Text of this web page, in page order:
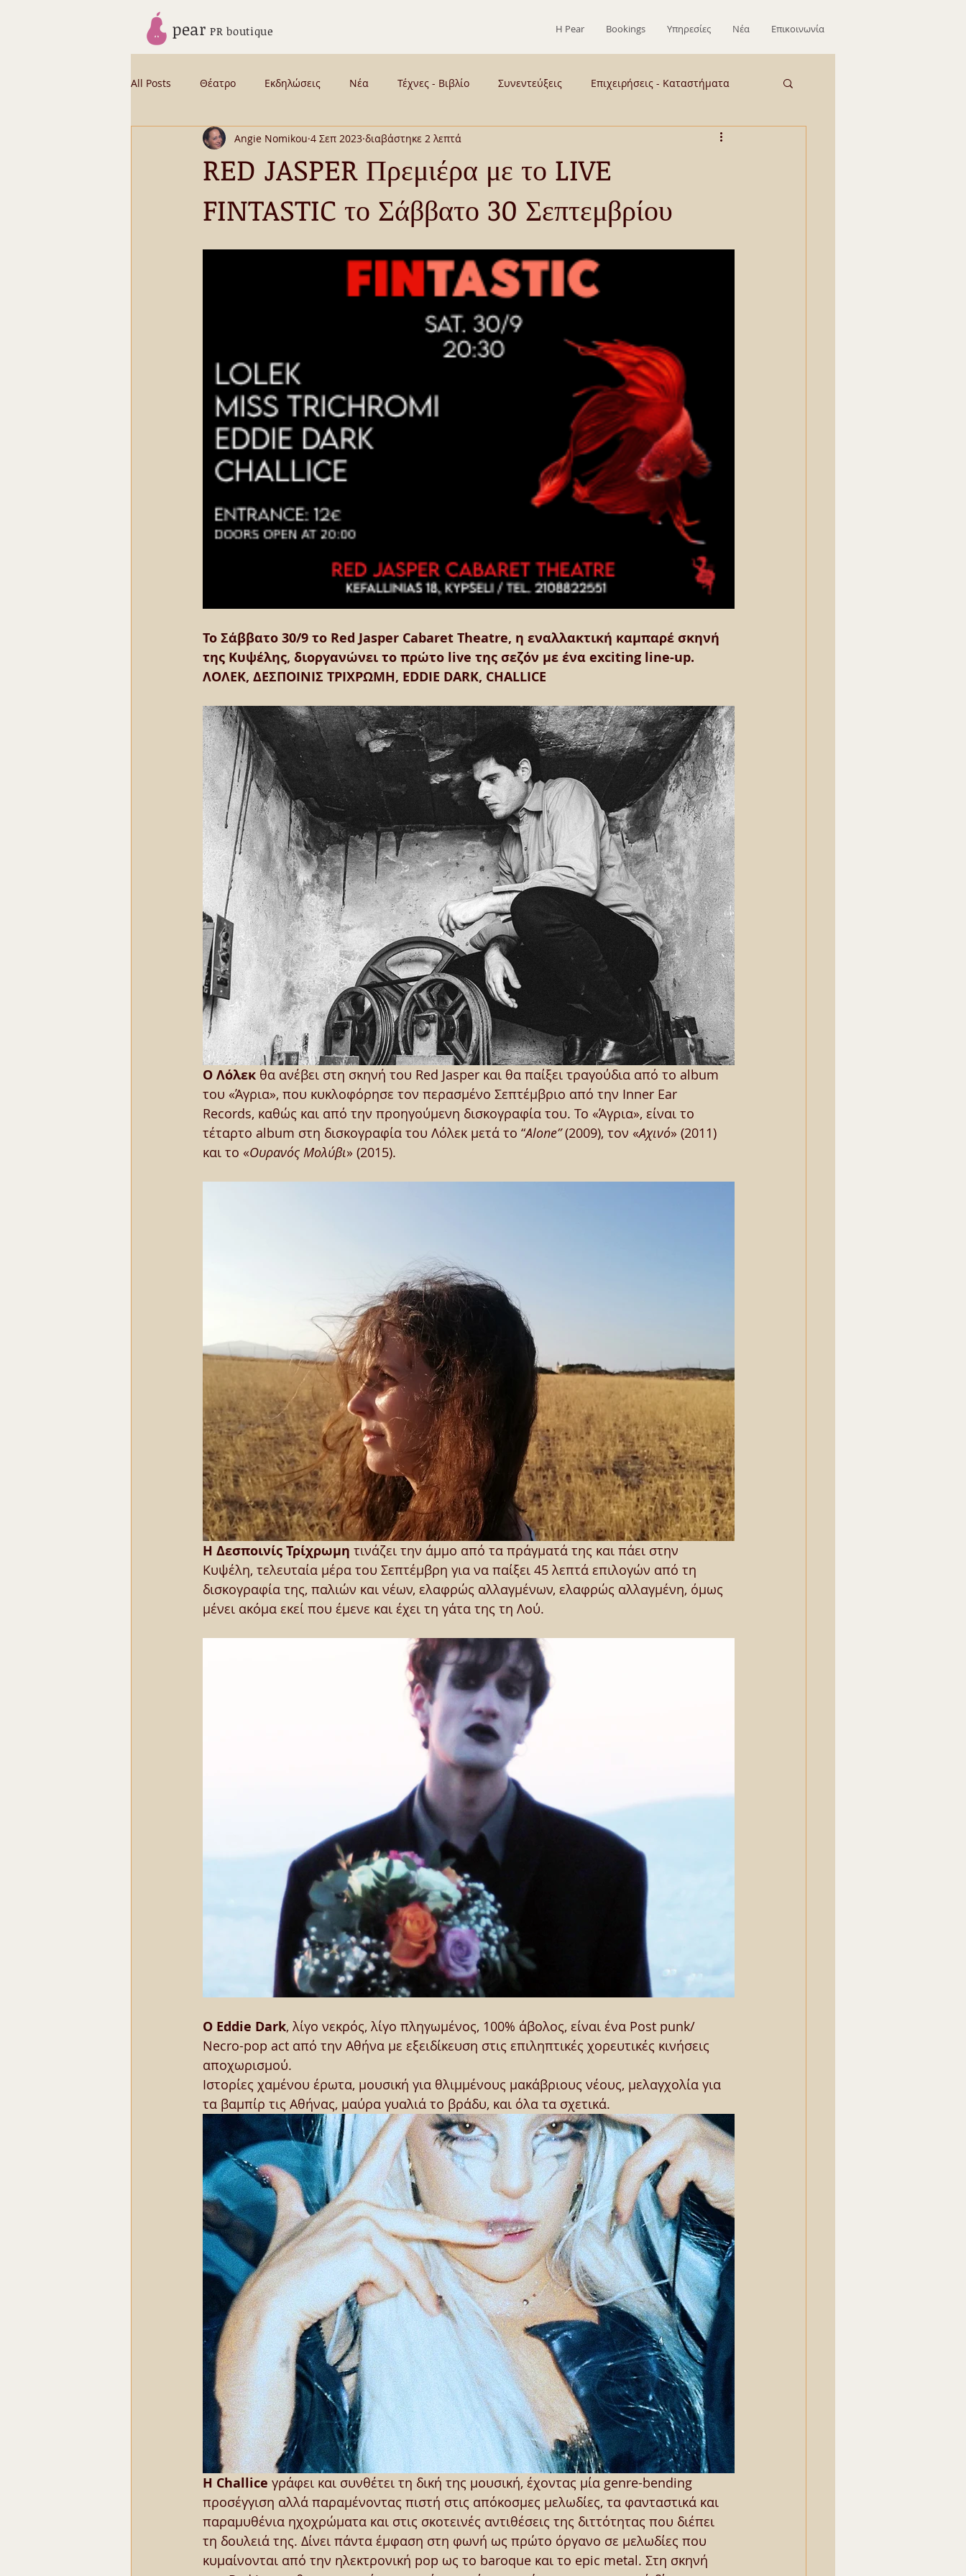
pear PR boutique Η Pear Bookings Υπηρεσίες Νέα Επικοινωνία
All Posts Θέατρο Εκδηλώσεις Νέα Τέχνες - Βιβλίο Συνεντεύξεις Επιχειρήσεις - Καταστήματα
News from Angie Backstage - Παρασκήνια ΣΥΡΟΣ
ΚΡΙΤΙΚΕΣ ΠΑΡΑΣΤΑΣΕΩΝ
RED JASPER Πρεμιέρα με το LIVE
FINTASTIC το Σάββατο 30 Σεπτεμβρίου
Angie Nomikou 4 Σεπ 2023 διαβάστηκε 2 λεπτά
Το Σάββατο 30/9 το Red Jasper Cabaret Theatre, η εναλλακτική καμπαρέ σκηνή
της Κυψέλης, διοργανώνει το πρώτο live της σεζόν με ένα exciting line-up.
ΛΟΛΕΚ, ΔΕΣΠΟΙΝΙΣ ΤΡΙΧΡΩΜΗ, EDDIE DARK, CHALLICE
Ο Λόλεκ θα ανέβει στη σκηνή του Red Jasper και θα παίξει τραγούδια από το album
του «Άγρια», που κυκλοφόρησε τον περασμένο Σεπτέμβριο από την Inner Ear
Records, καθώς και από την προηγούμενη δισκογραφία του. Το «Άγρια», είναι το
τέταρτο album στη δισκογραφία του Λόλεκ μετά το “Alone” (2009), τον «Αχινό» (2011)
και το «Ουρανός Μολύβι» (2015).
Η Δεσποινίς Τρίχρωμη τινάζει την άμμο από τα πράγματά της και πάει στην
Κυψέλη, τελευταία μέρα του Σεπτέμβρη για να παίξει 45 λεπτά επιλογών από τη
δισκογραφία της, παλιών και νέων, ελαφρώς αλλαγμένων, ελαφρώς αλλαγμένη, όμως
μένει ακόμα εκεί που έμενε και έχει τη γάτα της τη Λού.
Ο Eddie Dark, λίγο νεκρός, λίγο πληγωμένος, 100% άβολος, είναι ένα Post punk/
Necro-pop act από την Αθήνα με εξειδίκευση στις επιληπτικές χορευτικές κινήσεις
αποχωρισμού.
Ιστορίες χαμένου έρωτα, μουσική για θλιμμένους μακάβριους νέους, μελαγχολία για
τα βαμπίρ τις Αθήνας, μαύρα γυαλιά το βράδυ, και όλα τα σχετικά.
H Challice γράφει και συνθέτει τη δική της μουσική, έχοντας μία genre-bending
προσέγγιση αλλά παραμένοντας πιστή στις απόκοσμες μελωδίες, τα φανταστικά και
παραμυθένια ηχοχρώματα και στις σκοτεινές αντιθέσεις της διττότητας που διέπει
τη δουλειά της. Δίνει πάντα έμφαση στη φωνή ως πρώτο όργανο σε μελωδίες που
κυμαίνονται από την ηλεκτρονική pop ως το baroque και το epic metal. Στη σκηνή